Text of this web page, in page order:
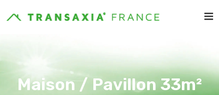
Maison / Pavillon 33m²